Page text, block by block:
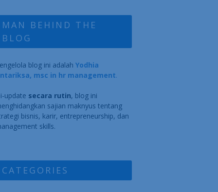
MAN BEHIND THE
BLOG
blog ini adalah Yodhia
msc in hr management.
update secara rutin, blog ini
sajian maknyus tentang
bisnis, karir, entrepreneurship, dan
skills.
CATEGORIES